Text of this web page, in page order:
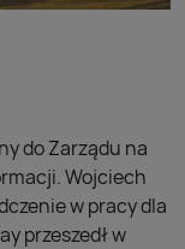
do Zarządu na
Wojciech
w pracy dla
przeszedł w